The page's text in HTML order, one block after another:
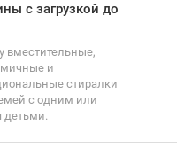
с загрузкой до
вместительные,
и
стиралки
с одним или
детьми.